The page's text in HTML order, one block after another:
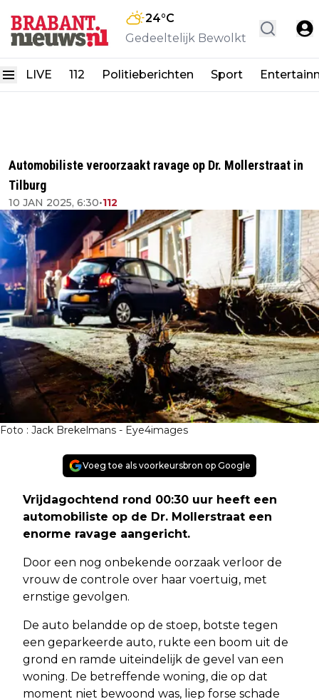
24°C
Gedeeltelijk Bewolkt
LIVE 112 Politieberichten Sport
Automobiliste veroorzaakt ravage op Dr. Mollerstraat in
Tilburg
10 JAN 2025, 6:30•112
Foto : Jack Brekelmans - Eye4images
Voeg toe als voorkeursbron op Google
Vrijdagochtend rond 00:30 uur heeft een
automobiliste op de Dr. Mollerstraat een
enorme ravage aangericht.
Door een nog onbekende oorzaak verloor de
vrouw de controle over haar voertuig, met
ernstige gevolgen.
De auto belandde op de stoep, botste tegen
een geparkeerde auto, rukte een boom uit de
grond en ramde uiteindelijk de gevel van een
woning. De betreffende woning, die op dat
moment niet bewoond was, liep forse schade